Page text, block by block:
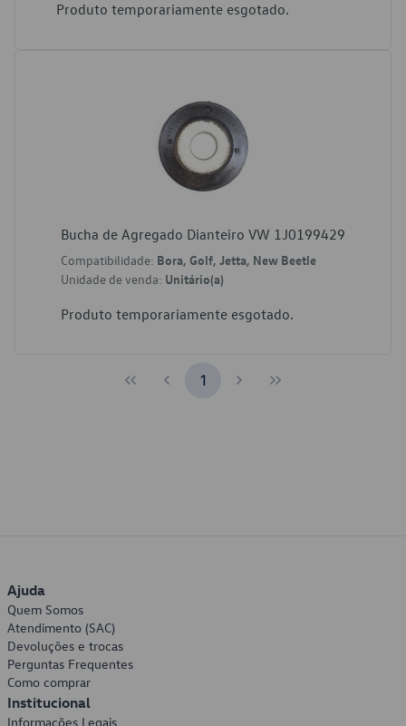
Produto temporariamente esgotado.
Bucha de Agregado Dianteiro VW 1J0199429
Compatibilidade: Bora, Golf, Jetta, New Beetle
Unidade de venda: Unitário(a)
Produto temporariamente esgotado.
1
Ajuda
Quem Somos
Atendimento (SAC)
Devoluções e trocas
Perguntas Frequentes
Como comprar
Institucional
Informações Legais